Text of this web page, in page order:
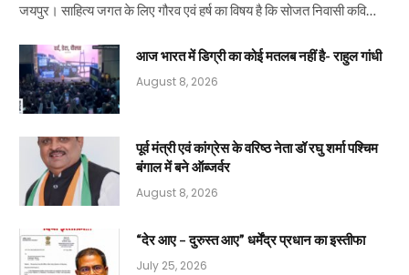
जयपुर। साहित्य जगत के लिए गौरव एवं हर्ष का विषय है कि सोजत निवासी कवि…
आज भारत में डिग्री का कोई मतलब नहीं है- राहुल गांधी
August 8, 2026
पूर्व मंत्री एवं कांग्रेस के वरिष्ठ नेता डॉ रघु शर्मा पश्चिम
बंगाल में बने ऑब्जर्वर
August 8, 2026
“देर आए – दुरुस्त आए” धर्मेंद्र प्रधान का इस्तीफा
July 25, 2026